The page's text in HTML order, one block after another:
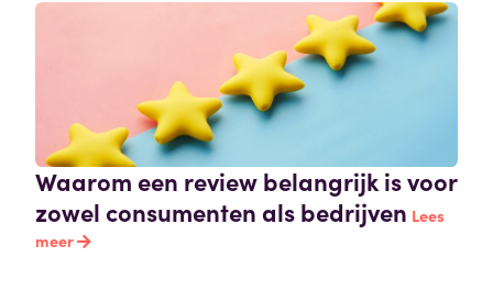
Waarom een review belangrijk is voor
zowel consumenten als bedrijven Lees
meer